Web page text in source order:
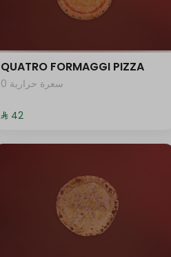
QUATRO FORMAGGI PIZZA
0 سعرة حرارية
⁨⁦‪‬ 42⁩